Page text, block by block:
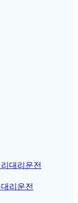
대리운전
리운전